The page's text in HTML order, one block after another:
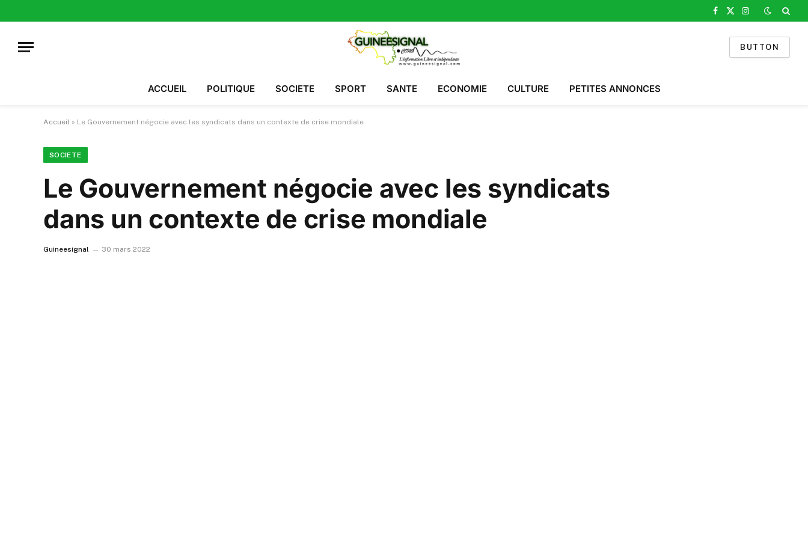
Facebook
X
Instagram
BUTTON
ACCUEIL POLITIQUE SOCIETE SPORT SANTE ECONOMIE CULTURE PETITES ANNONCES
Accueil » Le Gouvernement négocie avec les syndicats dans un contexte de crise mondiale
SOCIETE
Le Gouvernement négocie avec les syndicats
dans un contexte de crise mondiale
Guineesignal 30 mars 2022